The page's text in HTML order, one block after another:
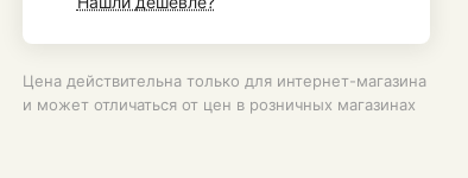
Цена действительна только для интернет-магазина
и может отличаться от цен в розничных магазинах